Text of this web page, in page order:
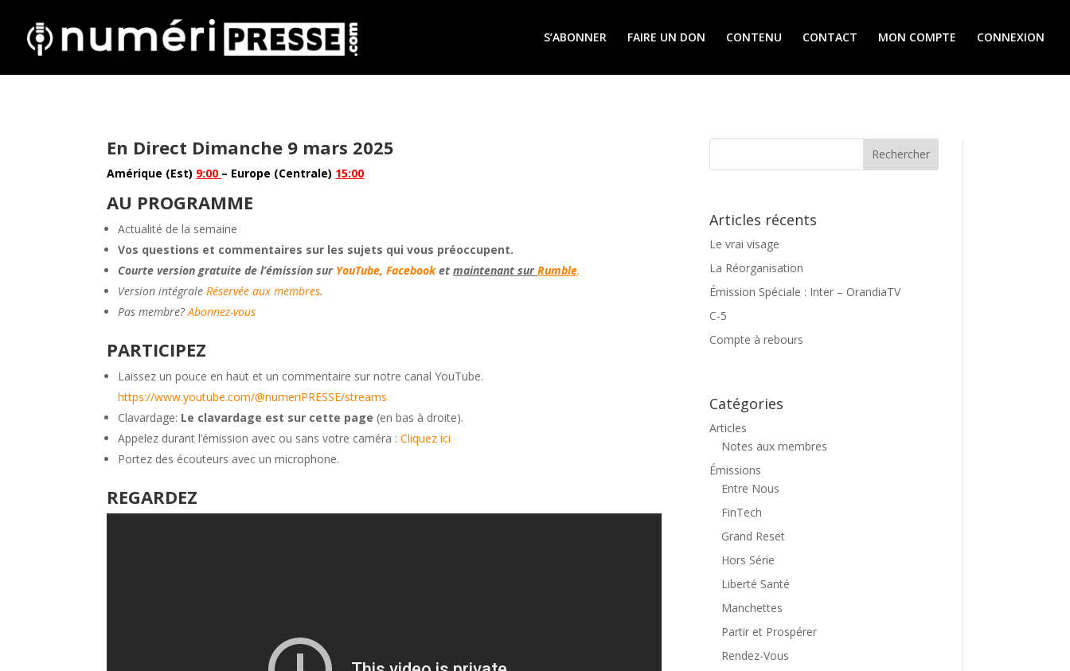
S’ABONNER FAIRE UN DON CONTENU CONTACT MON COMPTE CONNEXION
En Direct Dimanche 9 mars 2025
Amérique (Est) 9:00 – Europe (Centrale) 15:00
AU PROGRAMME
Actualité de la semaine
Vos questions et commentaires sur les sujets qui vous préoccupent.
Courte version gratuite de l’émission sur YouTube, Facebooketmaintenant surRumble.
Version intégrale Réservée aux membres.
Pas membre?Abonnez-vous
PARTICIPEZ
Laissez un pouce en haut et un commentaire sur notre canal YouTube.
https://www.youtube.com/@numeriPRESSE/streams
Clavardage: Le clavardage est sur cette page (en bas à droite).
Appelez durant l’émission avec ou sans votre caméra :Cliquez ici
Portez des écouteurs avec un microphone.
REGARDEZ
Articles récents
Le vrai visage
La Réorganisation
Émission Spéciale : Inter – OrandiaTV
C-5
Compte à rebours
Catégories
Articles
Notes aux membres
Émissions
Entre Nous
FinTech
Grand Reset
Hors Série
Liberté Santé
Manchettes
Partir et Prospérer
Rendez-Vous